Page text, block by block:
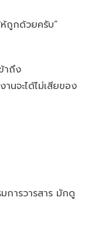
ถูกด้วยครับ”
าถึง
านจะได้ไม่เสียของ
ารวารสาร มักดู